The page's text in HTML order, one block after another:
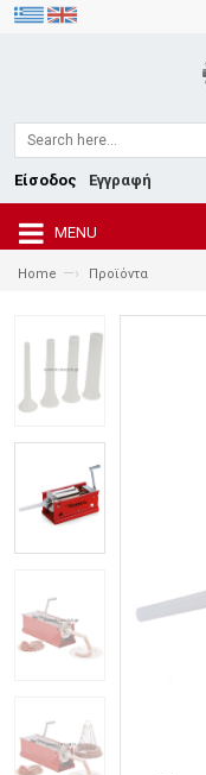
Εγγραφή
Είσοδος
MENU
Home —› Προϊόντα